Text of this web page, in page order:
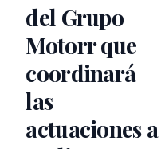
del Grupo
Motorr que
coordinará
las
actuaciones a